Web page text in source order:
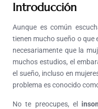
Introducción
Aunque es común
tienen mucho sueño o que
necesariamente que la
muchos estudios, el
el sueño, incluso en
problema es conocido
No te preocupes, el